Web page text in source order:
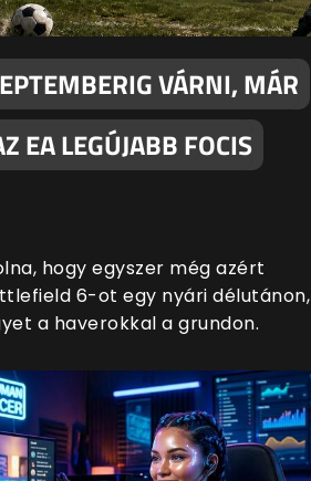
VÁRNI, MÁR
EA LEGÚJABB FOCIS
hogy egyszer még azért
6-ot egy nyári délutánon,
a haverokkal a grundon.